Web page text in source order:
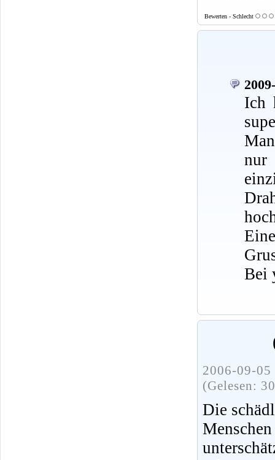
Bewerten - Schlecht
Ich
nur
Bei
2006-09-
(Gelesen:
Die